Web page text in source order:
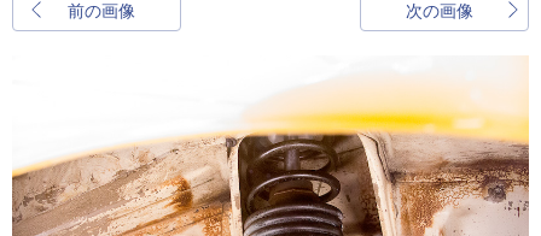
前の画像 次の画像